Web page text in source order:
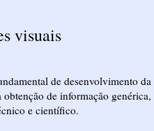
visuais
de desenvolvimento da
de informação genérica,
e científico.